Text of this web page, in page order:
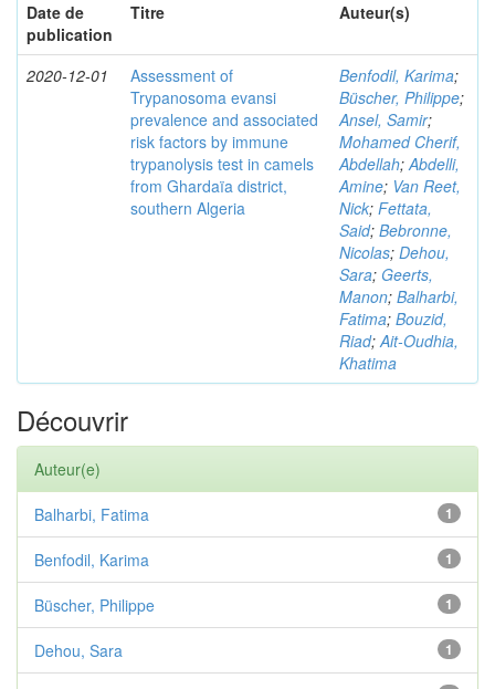
Date de
publication
Titre Auteur(s)
2020-12-01
Assessment of
Trypanosoma evansi
prevalence and associated
risk factors by immune
trypanolysis test in camels
from Ghardaïa district,
southern Algeria
Benfodil, Karima;
Büscher, Philippe;
Ansel, Samir;
Mohamed Cherif,
Abdellah;Abdelli,
Amine; Van Reet,
Nick; Fettata,
Said; Bebronne,
Nicolas; Dehou,
Sara; Geerts,
Manon; Balharbi,
Fatima; Bouzid,
Riad;Ait-Oudhia,
Khatima
Découvrir
Auteur(e)
1
Balharbi, Fatima
1
Benfodil, Karima
1
Büscher, Philippe
1
Dehou, Sara